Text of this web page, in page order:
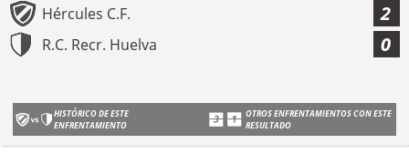
Hércules C.F. 2
R.C. Recr. Huelva 0
HISTÓRICO DE ESTE
ENFRENTAMIENTO
OTROS ENFRENTAMIENTOS CON ESTE
RESULTADO